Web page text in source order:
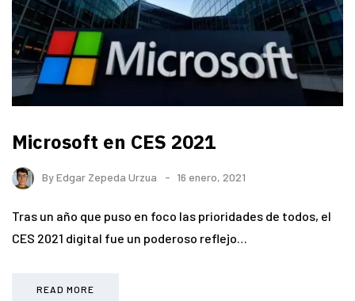
Microsoft en CES 2021
ByEdgar Zepeda Urzua 16 enero, 2021
Tras un año que puso en foco las prioridades de todos, el
CES 2021 digital fue un poderoso reflejo…
READ MORE